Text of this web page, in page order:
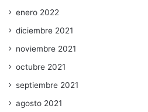
enero 2022
diciembre 2021
noviembre 2021
octubre 2021
septiembre 2021
agosto 2021